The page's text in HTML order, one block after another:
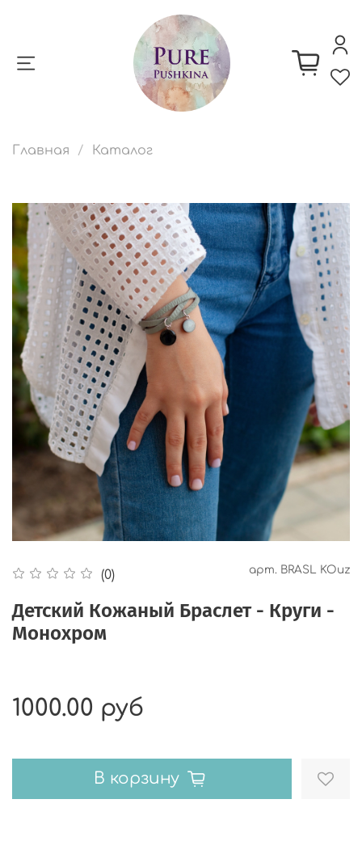
Главная Каталог
(0) арт. BRASL KOuz
Детский Кожаный Браслет - Круги -
Монохром
1000.00 руб
В корзину